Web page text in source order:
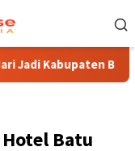
Blitar 702, Ketua
Batu